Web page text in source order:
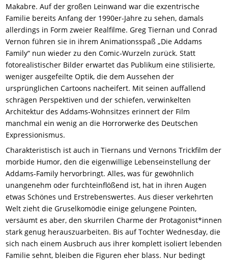
Makabre. Auf der großen Leinwand war die exzentrische
Familie bereits Anfang der 1990er-Jahre zu sehen, damals
allerdings in Form zweier Realfilme. Greg Tiernan und Conrad
Vernon führen sie in ihrem Animationsspaß „Die Addams
Family“ nun wieder zu den Comic-Wurzeln zurück. Statt
fotorealistischer Bilder erwartet das Publikum eine stilisierte,
weniger ausgefeilte Optik, die dem Aussehen der
ursprünglichen Cartoons nacheifert. Mit seinen auffallend
schrägen Perspektiven und der schiefen, verwinkelten
Architektur des Addams-Wohnsitzes erinnert der Film
manchmal ein wenig an die Horrorwerke des Deutschen
Expressionismus.
Charakteristisch ist auch in Tiernans und Vernons Trickfilm der
morbide Humor, den die eigenwillige Lebenseinstellung der
Addams-Family hervorbringt. Alles, was für gewöhnlich
unangenehm oder furchteinflößend ist, hat in ihren Augen
etwas Schönes und Erstrebenswertes. Aus dieser verkehrten
Welt zieht die Gruselkomödie einige gelungene Pointen,
versäumt es aber, den skurrilen Charme der Protagonist*innen
stark genug herauszuarbeiten. Bis auf Tochter Wednesday, die
sich nach einem Ausbruch aus ihrer komplett isoliert lebenden
Familie sehnt, bleiben die Figuren eher blass. Nur bedingt